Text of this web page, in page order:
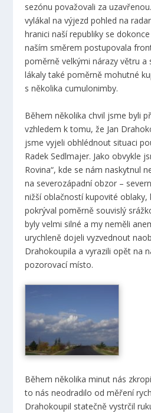
sezónu považovali za
vylákal na výjezd pohled na
hranici naší republiky se
naším směrem postupovala
poměrně velkými nárazy větru a
lákaly také poměrně mohutné
s několika cumulonimby.
Během několika chvil jsme byli
vzhledem k tomu, že Jan
jsme vyjeli obhlédnout situaci
Radek Sedlmajer. Jako obvykle
Rovina“, kde se nám naskytnul
na severozápadní obzor –
nižší oblačností kupovité
pokrýval poměrně souvislý
byly velmi silné a my neměli
urychleně dojeli vyzvednout
Drahokoupila a vyrazili opět na
pozorovací místo.
Během několika minut nás
to nás neodradilo od měření
Drahokoupil statečně vystrčil